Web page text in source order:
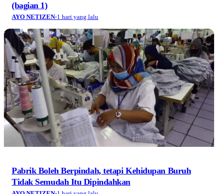
(bagian 1)
AYO NETIZEN·1 hari yang lalu
Pabrik Boleh Berpindah, tetapi Kehidupan Buruh
Tidak Semudah Itu Dipindahkan